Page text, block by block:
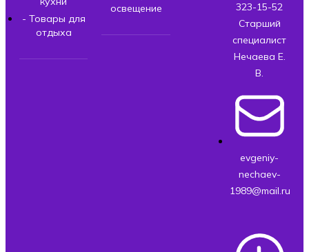
- Товары для
отдыха
освещение
323-15-52
Старший
специалист
Нечаева Е.
В.
evgeniy-
nechaev-
1989@mail.ru